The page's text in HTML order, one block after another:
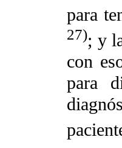
para
27); y
con
para